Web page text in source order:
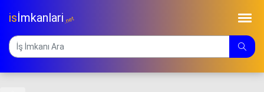
isİmkanlari.net